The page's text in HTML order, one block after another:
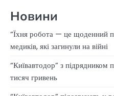
Новини
“Їхня робота — це щоденний
медиків, які загинули на війні
“Київавтодор” з
тисяч гривень